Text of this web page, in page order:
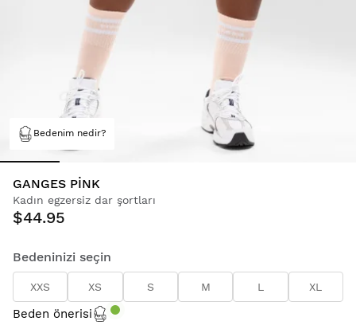
Bedenim nedir?
GANGES PINK
Kadın egzersiz dar şortları
$44.95
Bedeninizi seçin
XXS XS S M L XL
Beden önerisi